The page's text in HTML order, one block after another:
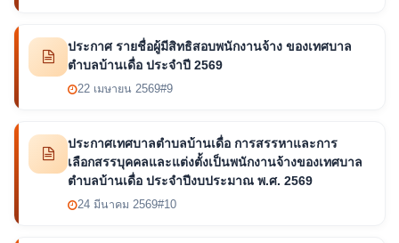
ประกาศ รายชื่อผู้มีสิทธิสอบพนักงานจ้าง ของเทศบาล
ตำบลบ้านเดื่อ ประจำปี 2569
22 เมษายน 2569#9
ประกาศเทศบาลตำบลบ้านเดื่อ การสรรหาและการ
เลือกสรรบุคคลและแต่งตั้งเป็นพนักงานจ้างของเทศบาล
ตำบลบ้านเดื่อ ประจำปีงบประมาณ พ.ศ. 2569
24 มีนาคม 2569#10